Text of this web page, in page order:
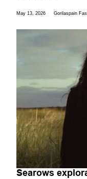
May 13, 2026 Gorilaspain
Searows